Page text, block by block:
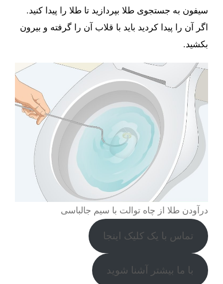
سیفون به جستجوی طلا بپردازید تا طلا را پیدا کنید.
اگر آن را پیدا کردید باید با قلاب آن را گرفته و بیرون
بکشید.
درآودن طلا از چاه توالت با سیم جالباسی
تماس با یک کلیک اینجا
با ما بیشتر آشنا شوید